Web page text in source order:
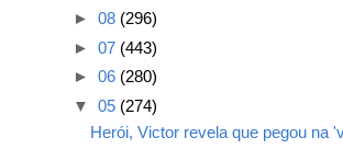
► 08 (296)
► 07 (443)
► 06 (280)
▼ 05 (274)
Herói, Victor revela que pegou na